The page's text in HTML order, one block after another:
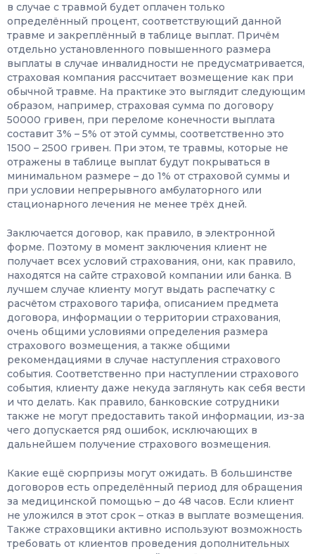
в случае с травмой будет оплачен только
определённый процент, соответствующий данной
травме и закреплённый в таблице выплат. Причём
отдельно установленного повышенного размера
выплаты в случае инвалидности не предусматривается,
страховая компания рассчитает возмещение как при
обычной травме. На практике это выглядит следующим
образом, например, страховая сумма по договору
50000 гривен, при переломе конечности выплата
составит 3% – 5% от этой суммы, соответственно это
1500 – 2500 гривен. При этом, те травмы, которые не
отражены в таблице выплат будут покрываться в
минимальном размере – до 1% от страховой суммы и
при условии непрерывного амбулаторного или
стационарного лечения не менее трёх дней.
Заключается договор, как правило, в электронной
форме. Поэтому в момент заключения клиент не
получает всех условий страхования, они, как правило,
находятся на сайте страховой компании или банка. В
лучшем случае клиенту могут выдать распечатку с
расчётом страхового тарифа, описанием предмета
договора, информации о территории страхования,
очень общими условиями определения размера
страхового возмещения, а также общими
рекомендациями в случае наступления страхового
события. Соответственно при наступлении страхового
события, клиенту даже некуда заглянуть как себя вести
и что делать. Как правило, банковские сотрудники
также не могут предоставить такой информации, из-за
чего допускается ряд ошибок, исключающих в
дальнейшем получение страхового возмещения.
Какие ещё сюрпризы могут ожидать. В большинстве
договоров есть определённый период для обращения
за медицинской помощью – до 48 часов. Если клиент
не уложился в этот срок – отказ в выплате возмещения.
Также страховщики активно используют возможность
требовать от клиентов проведения дополнительных